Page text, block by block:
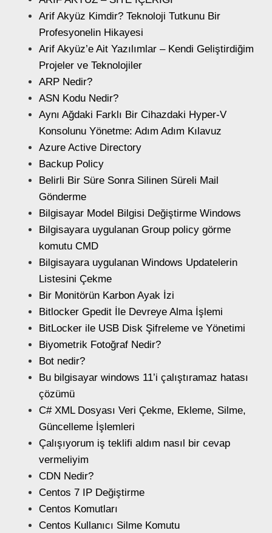
Arif Akyüz Kimdir? Teknoloji Tutkunu Bir
Profesyonelin Hikayesi
Arif Akyüz’e Ait Yazılımlar – Kendi Geliştirdiğim
Projeler ve Teknolojiler
ARP Nedir?
ASN Kodu Nedir?
Aynı Ağdaki Farklı Bir Cihazdaki Hyper-V
Konsolunu Yönetme: Adım Adım Kılavuz
Azure Active Directory
Backup Policy
Belirli Bir Süre Sonra Silinen Süreli Mail
Gönderme
Bilgisayar Model Bilgisi Değiştirme Windows
Bilgisayara uygulanan Group policy görme
komutu CMD
Bilgisayara uygulanan Windows Updatelerin
Listesini Çekme
Bir Monitörün Karbon Ayak İzi
Bitlocker Gpedit İle Devreye Alma İşlemi
BitLocker ile USB Disk Şifreleme ve Yönetimi
Biyometrik Fotoğraf Nedir?
Bot nedir?
Bu bilgisayar windows 11’i çalıştıramaz hatası
çözümü
C# XML Dosyası Veri Çekme, Ekleme, Silme,
Güncelleme İşlemleri
Çalışıyorum iş teklifi aldım nasıl bir cevap
vermeliyim
CDN Nedir?
Centos 7 IP Değiştirme
Centos Komutları
Centos Kullanıcı Silme Komutu